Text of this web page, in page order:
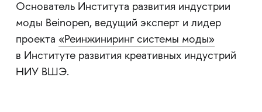
Основатель Института развития индустрии
моды Beinopen, ведущий эксперт и лидер
проекта «Реинжиниринг системы моды»
в Институте развития креативных индустрий
НИУ ВШЭ.